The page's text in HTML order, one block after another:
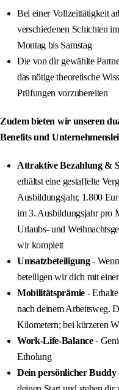
Bei einer Vollzeittätigkeit
verschiedenen Schichten
Montag bis Samstag
Die von dir gewählte
das nötige theoretische
Prüfungen vorzubereiten
Zudem bieten wir unseren
Benefits und
Attraktive Bezahlung &
erhältst eine gestaffelte
Ausbildungsjahr, 1.800
im 3. Ausbildungsjahr pro
Urlaubs- und
wir komplett
Umsatzbeteiligung-
beteiligen wir dich mit
Mobilitätsprämie -
nach deinem Arbeitsweg.
Kilometern; bei kürzeren
Work-Life-Balance-
Erholung
Dein persönlicher Buddy